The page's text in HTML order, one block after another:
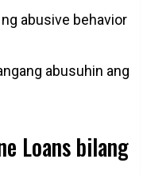
abusive behavior
abusuhin ang
Loans bilang